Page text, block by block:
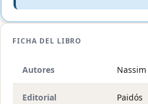
FICHA DEL LIBRO
Autores
Editorial Paidós